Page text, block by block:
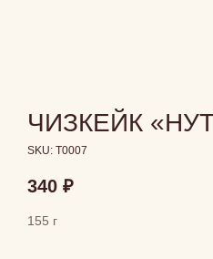
ЧИЗКЕЙК
SKU: T0007
340 ₽
155 г